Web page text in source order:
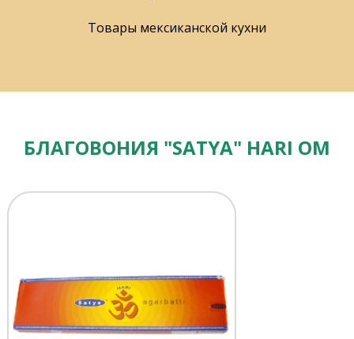
Товары мексиканской кухни
БЛАГОВОНИЯ "SATYA" HARI OM